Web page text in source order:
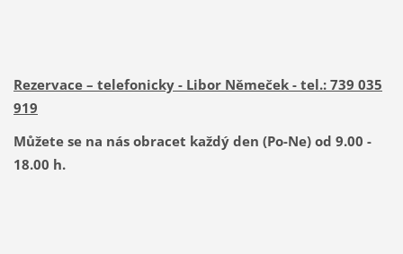
Rezervace – telefonicky - Libor Němeček - tel.: 739 035
919
Můžete se na nás obracet každý den (Po-Ne) od 9.00 -
18.00 h.